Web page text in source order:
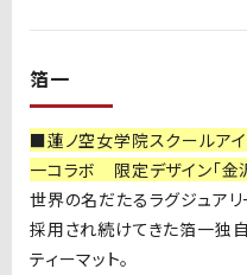
箔一
■蓮ノ空女学院スクールア
一コラボ 限定デザイン「金
世界の名だたるラグジュアリ
採用され続けてきた箔一独
ティーマット。